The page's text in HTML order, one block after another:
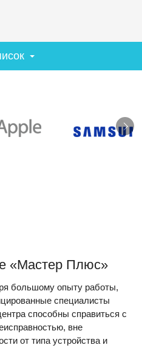
«Мастер Плюс»
большому опыту работы,
специалисты
способны справиться с
вне
от типа устройства и